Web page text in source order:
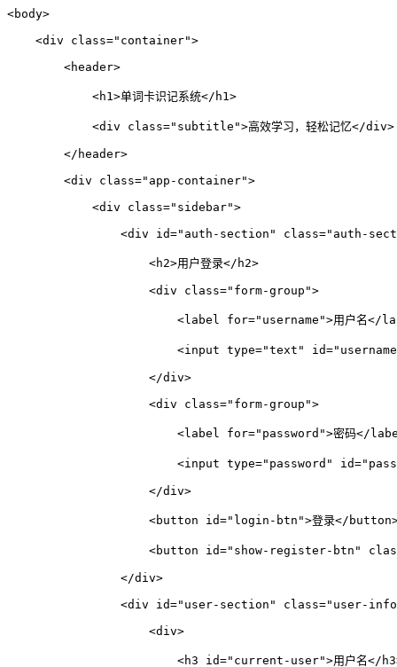
<body>
<div class="container">
<header>
<h1 >单词卡识记系统</ h1 >
<div class="subtitle">高效学习，轻松记忆</div>
</ header>
<div class="app-container">
<div class="sidebar">
<div id="auth-section" class="auth-
<h2>用户登录</ h2>
<div class="form-group">
<label for="username">用户名</
<input type="text" id=
</div>
<div class="form-group">
<label for="password">密码</
<input type="password" id=
</div>
<button id="login-btn">登录</ button
<button id="show-register-btn"
</div>
<div id="user-section" class="user-
<div>
<h3 id="current-user">用户名</ h3